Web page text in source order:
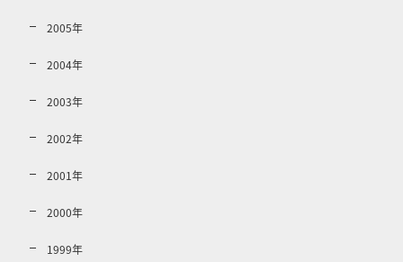
2005年
2004年
2003年
2002年
2001年
2000年
1999年